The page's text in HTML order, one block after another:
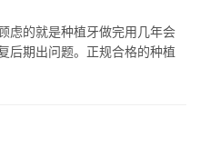
虑的就是种植牙做完用几年会
后期出问题。正规合格的种植